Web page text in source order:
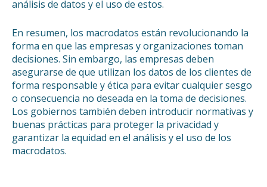
análisis de datos y el uso de estos.
En resumen, los macrodatos están revolucionando la
forma en que las empresas y organizaciones toman
decisiones. Sin embargo, las empresas deben
asegurarse de que utilizan los datos de los clientes de
forma responsable y ética para evitar cualquier sesgo
o consecuencia no deseada en la toma de decisiones.
Los gobiernos también deben introducir normativas y
buenas prácticas para proteger la privacidad y
garantizar la equidad en el análisis y el uso de los
macrodatos.